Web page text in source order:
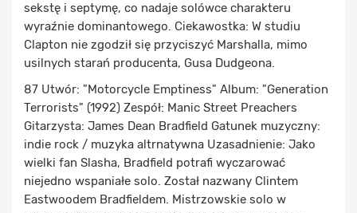
sekstę i septymę, co nadaje solówce charakteru
wyraźnie dominantowego. Ciekawostka: W studiu
Clapton nie zgodził się przyciszyć Marshalla, mimo
usilnych starań producenta, Gusa Dudgeona.
87 Utwór: "Motorcycle Emptiness" Album: "Generation
Terrorists" (1992) Zespół: Manic Street Preachers
Gitarzysta: James Dean Bradfield Gatunek muzyczny:
indie rock / muzyka altrnatywna Uzasadnienie: Jako
wielki fan Slasha, Bradfield potrafi wyczarować
niejedno wspaniałe solo. Został nazwany Clintem
Eastwoodem Bradfieldem. Mistrzowskie solo w